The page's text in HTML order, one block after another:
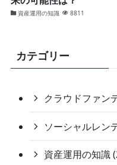
資産運用の知識 8811
カテゴリー
クラウドファン
ソーシャルレン
資産運用の知識